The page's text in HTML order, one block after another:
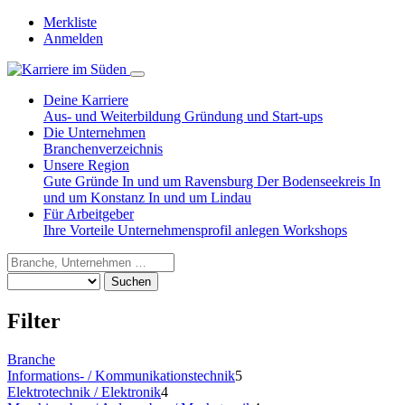
Merkliste
Anmelden
Deine Karriere
Aus- und Weiterbildung Gründung und Start-ups
Die Unternehmen
Branchenverzeichnis
Unsere Region
Gute Gründe In und um Ravensburg Der Bodenseekreis In
und um Konstanz In und um Lindau
Für Arbeitgeber
Ihre Vorteile Unternehmensprofil anlegen Workshops
Suchen
Filter
Branche
Informations- / Kommunikationstechnik5
Elektrotechnik / Elektronik4